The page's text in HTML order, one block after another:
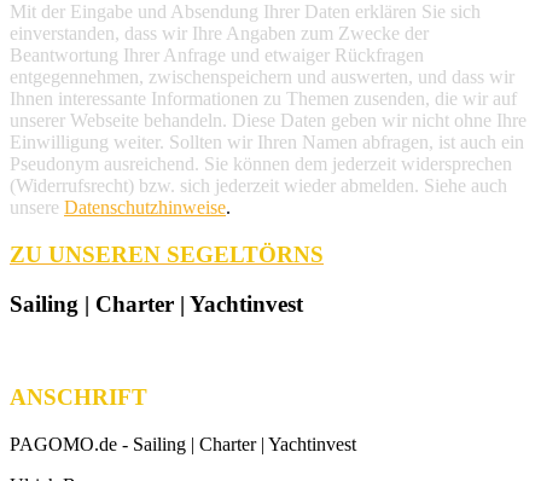
Mit der Eingabe und Absendung Ihrer Daten erklären Sie sich
einverstanden, dass wir Ihre Angaben zum Zwecke der
Beantwortung Ihrer Anfrage und etwaiger Rückfragen
entgegennehmen, zwischenspeichern und auswerten, und dass wir
Ihnen interessante Informationen zu Themen zusenden, die wir auf
unserer Webseite behandeln. Diese Daten geben wir nicht ohne Ihre
Einwilligung weiter. Sollten wir Ihren Namen abfragen, ist auch ein
Pseudonym ausreichend. Sie können dem jederzeit widersprechen
(Widerrufsrecht) bzw. sich jederzeit wieder abmelden. Siehe auch
unsere Datenschutzhinweise.
ZU UNSEREN SEGELTÖRNS
Sailing | Charter | Yachtinvest
ANSCHRIFT
PAGOMO.de - Sailing | Charter | Yachtinvest